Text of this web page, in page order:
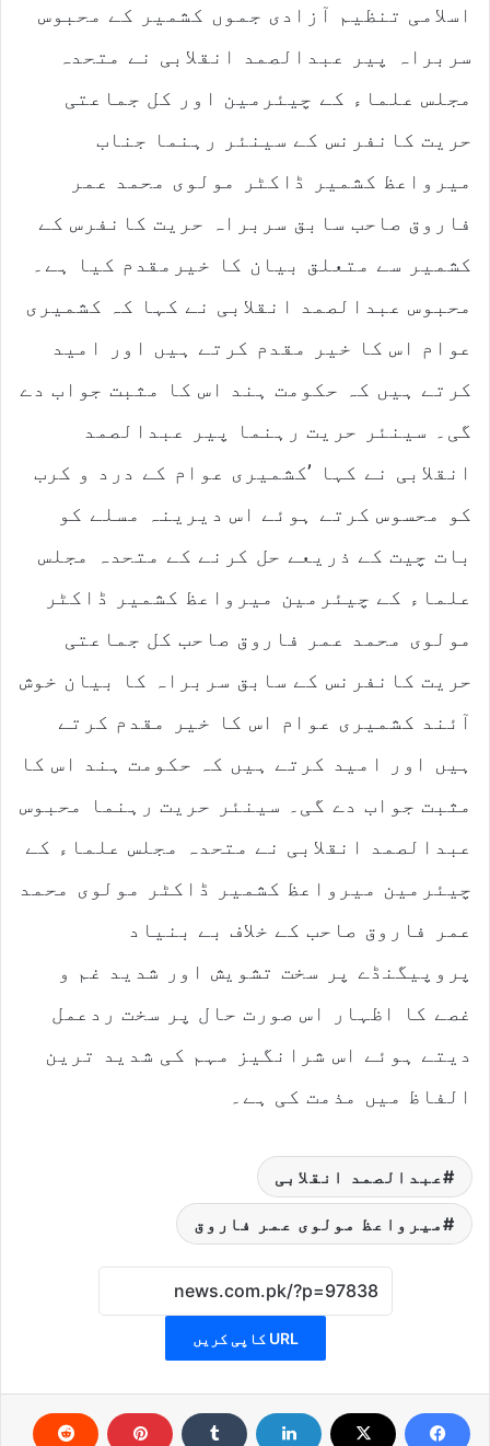
اسلامی تنظیم آزادی جموں کشمیر کے محبوس
سربراہ پیر عبدالصمد انقلابی نے متحدہ
مجلس علماء کے چیئرمین اور کل جماعتی
حریت کانفرنس کے سینئر رہنما جناب
میرواعظ کشمیر ڈاکٹر مولوی محمد عمر
فاروق صاحب سابق سربراہ حریت کانفرس کے
کشمیر سے متعلق بیان کا خیرمقدم کیا ہے۔
محبوس عبدالصمد انقلابی نے کہا کہ کشمیری
عوام اس کا خیر مقدم کرتے ہیں اور امید
کرتے ہیں کہ حکومت ہند اس کا مثبت جواب دے
گی۔ سینئر حریت رہنما پیر عبدالصمد
انقلابی نے کہا ’کشمیری عوام کے درد و کرب
کو محسوس کرتے ہوئے اس دیرینہ مسلے کو
بات چیت کے ذریعے حل کرنے کے متحدہ مجلس
علماء کے چیئرمین میرواعظ کشمیر ڈاکٹر
مولوی محمد عمر فاروق صاحب کل جماعتی
حریت کانفرنس کے سابق سربراہ کا بیان خوش
آئند کشمیری عوام اس کا خیر مقدم کرتے
ہیں اور امید کرتے ہیں کہ حکومت ہند اس کا
مثبت جواب دے گی۔ سینئر حریت رہنما محبوس
عبدالصمد انقلابی نے متحدہ مجلس علماء کے
چیئرمین میرواعظ کشمیر ڈاکٹر مولوی محمد
عمر فاروق صاحب کے خلاف بے بنیاد
پروپیگنڈے پر سخت تشویش اور شدید غم و
غصے کا اظہار اس صورت حال پر سخت ردعمل
دیتے ہوئے اس شرانگیز مہم کی شدید ترین
الفاظ میں مذمت کی ہے۔
عبدالصمد انقلابی
میرواعظ مولوی عمر فاروق
URL کاپی کریں